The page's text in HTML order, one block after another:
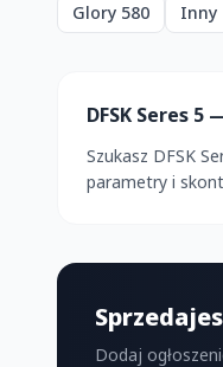
Glory 580 Inny
DFSK Seres
Szukasz DFSK
parametry i
Dodaj